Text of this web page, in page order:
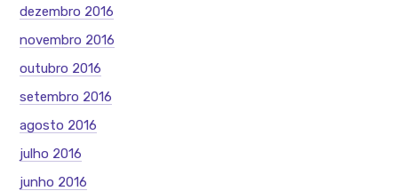
dezembro 2016
novembro 2016
outubro 2016
setembro 2016
agosto 2016
julho 2016
junho 2016